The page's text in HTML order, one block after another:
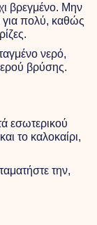
βρεγμένο. Μην
για πολύ, καθώς
νερό,
βρύσης.
εσωτερικού
το καλοκαίρι,
την,